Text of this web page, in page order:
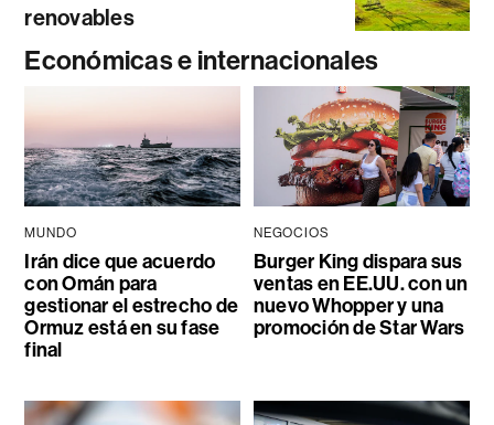
renovables
Económicas e internacionales
MUNDO
Irán dice que acuerdo
con Omán para
gestionar el estrecho de
Ormuz está en su fase
final
NEGOCIOS
Burger King dispara sus
ventas en EE.UU. con un
nuevo Whopper y una
promoción de Star Wars